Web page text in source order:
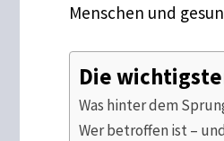
Menschen und
Die
Was hinter dem
Wer betroffen ist –